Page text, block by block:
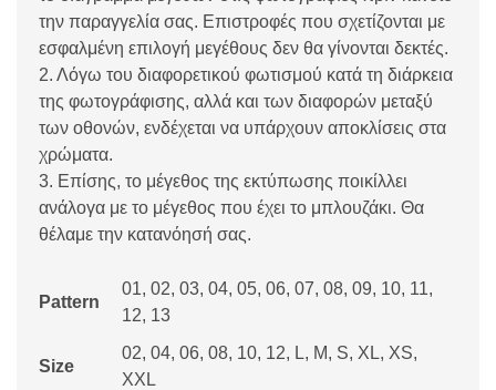
την παραγγελία σας. Επιστροφές που σχετίζονται με
εσφαλμένη επιλογή μεγέθους δεν θα γίνονται δεκτές.
2. Λόγω του διαφορετικού φωτισμού κατά τη διάρκεια
της φωτογράφισης, αλλά και των διαφορών μεταξύ
των οθονών, ενδέχεται να υπάρχουν αποκλίσεις στα
χρώματα.
3. Επίσης, το μέγεθος της εκτύπωσης ποικίλλει
ανάλογα με το μέγεθος που έχει το μπλουζάκι. Θα
θέλαμε την κατανόησή σας.
Pattern
01, 02, 03, 04, 05, 06, 07, 08, 09, 10, 11,
12, 13
Size
02, 04, 06, 08, 10, 12, L, M, S, XL, XS,
XXL